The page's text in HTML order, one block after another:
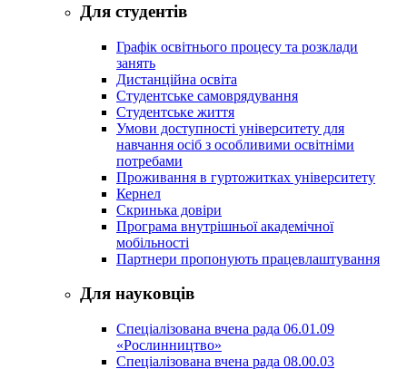
Для студентів
Графік освітнього процесу та розклади
занять
Дистанційна освіта
Студентське самоврядування
Студентське життя
Умови доступності університету для
навчання осіб з особливими освітніми
потребами
Проживання в гуртожитках університету
Кернел
Скринька довіри
Програма внутрішньої академічної
мобільності
Партнери пропонують працевлаштування
Для науковців
Спеціалізована вчена рада 06.01.09
«Рослинництво»
Спеціалізована вчена рада 08.00.03